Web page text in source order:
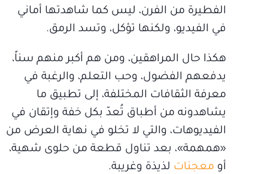
الفطيرة من الفرن، ليس كما شاهدتها أماني
في الفيديو، ولكنها تؤكل، وتسد الرمق.
هكذا حال المراهقين، ومن هم أكبر منهم سناً،
يدفعهم الفضول، وحب التعلم، والرغبة في
معرفة الثقافات المختلفة، إلى تطبيق ما
يشاهدونه من أطباق تُعدّ بكل خفة وإتقان في
الفيديوهات، والتي لا تخلو في نهاية العرض من
«همهمة»، بعد تناول قطعة من حلوى شهية،
أو معجنات لذيذة وغريبة.